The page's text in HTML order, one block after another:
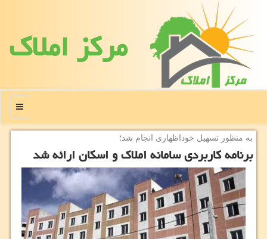
مركز املاك
منو
به منظور تسهیل خوداظهاری انجام شد؛
برنامه كاربردی سامانه املاك و اسكان ارائه شد